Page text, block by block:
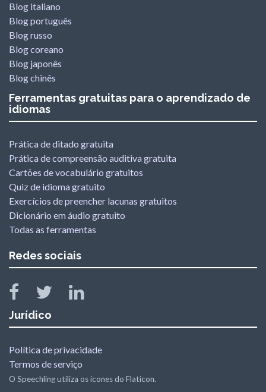
Blog italiano
Blog português
Blog russo
Blog coreano
Blog japonês
Blog chinês
Ferramentas gratuitas para o aprendizado de
idiomas
Prática de ditado gratuita
Prática de compreensão auditiva gratuita
Cartões de vocabulário gratuitos
Quiz de idioma gratuito
Exercícios de preencher lacunas gratuitos
Dicionário em áudio gratuito
Todas as ferramentas
Redes sociais
Jurídico
Política de privacidade
Termos de serviço
O Speechling utiliza os ícones do Flaticon.